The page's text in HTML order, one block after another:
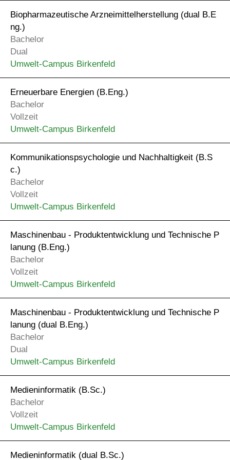
Biopharmazeutische Arzneimittelherstellung (dual B.E
ng.)
Bachelor
Dual
Umwelt-Campus Birkenfeld
Erneuerbare Energien (B.Eng.)
Bachelor
Vollzeit
Umwelt-Campus Birkenfeld
Kommunikationspsychologie und Nachhaltigkeit (B.S
c.)
Bachelor
Vollzeit
Umwelt-Campus Birkenfeld
Maschinenbau - Produkt­entwick­lung und Tech­nische P
lanung (B.Eng.)
Bachelor
Vollzeit
Umwelt-Campus Birkenfeld
Maschinenbau - Produkt­entwick­lung und Tech­nische P
lanung (dual B.Eng.)
Bachelor
Dual
Umwelt-Campus Birkenfeld
Medieninformatik (B.Sc.)
Bachelor
Vollzeit
Umwelt-Campus Birkenfeld
Medieninformatik (dual B.Sc.)